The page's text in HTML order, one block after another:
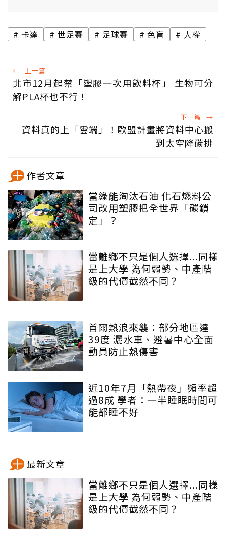
卡達 世足賽 足球賽 色盲 人權
← 上一篇
北市12月起禁「塑膠一次用飲料杯」 生物可分
解PLA杯也不行！
下一篇 →
資料真的上「雲端」！歐盟計畫將資料中心搬
到太空降碳排
作者文章
當綠能淘汰石油 化石燃料公
司改用塑膠把全世界「碳鎖
定」？
當離鄉不只是個人選擇...同樣
是上大學 為何弱勢、中產階
級的代價截然不同？
首爾熱浪來襲：部分地區達
39度 灑水車、避暑中心全面
動員防止熱傷害
近10年7月「熱帶夜」頻率超
過8成 學者：一半睡眠時間可
能都睡不好
最新文章
當離鄉不只是個人選擇...同樣
是上大學 為何弱勢、中產階
級的代價截然不同？